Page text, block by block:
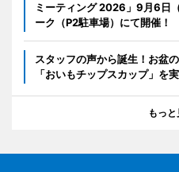
ミーティング 2026」9月6日
ーク（P2駐車場）にて開催！
スタッフの声から誕生！お盆
「おいもチップスカップ」を
もっと